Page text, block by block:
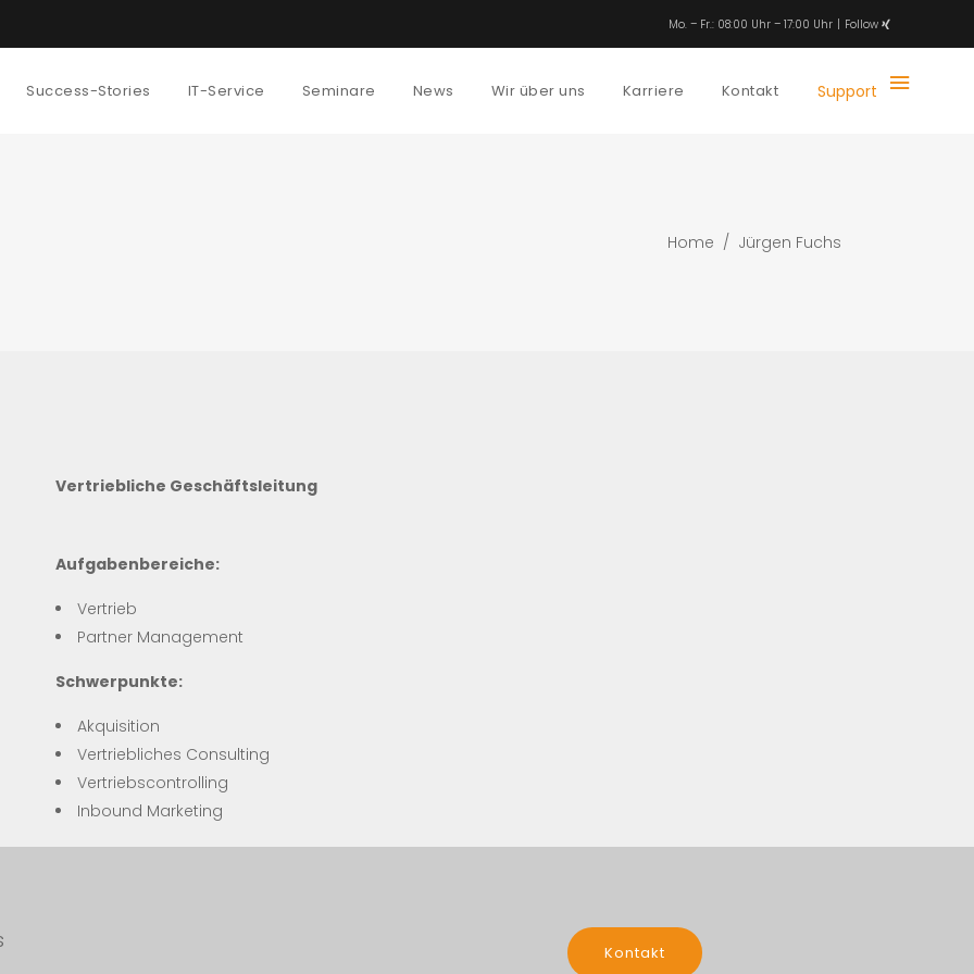
Mo. – Fr.: 08:00 Uhr – 17:00 Uhr Follow
Success-Stories IT-Service Seminare News Wir über uns Karriere Kontakt Support
Home / Jürgen Fuchs
Vertriebliche Geschäftsleitung
Aufgabenbereiche:
Vertrieb
Partner Management
Schwerpunkte:
Akquisition
Vertriebliches Consulting
Vertriebscontrolling
Inbound Marketing
Kontakt